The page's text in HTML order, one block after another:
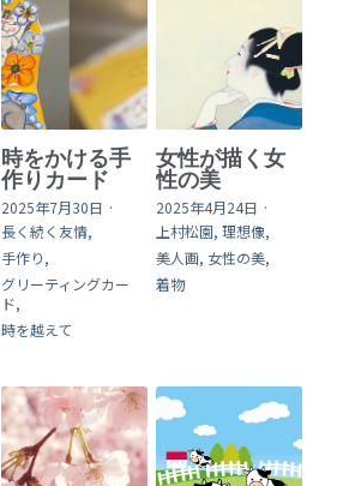
時をかける手
作りカード
2025年7月30日 ·
長く続く友情,
手作り,
グリーティングカー
ド,
時を越えて
女性が描く女
性の美
2025年4月24日 ·
上村松園, 理想像,
美人画, 女性の美,
着物